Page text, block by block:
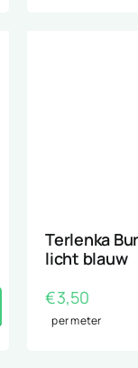
Terlenka
licht blauw
€3,50
per meter